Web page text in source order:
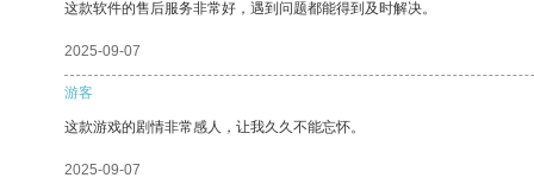
这款软件的售后服务非常好，遇到问题都能得到及时解决。
2025-09-07
游客
这款游戏的剧情非常感人，让我久久不能忘怀。
2025-09-07